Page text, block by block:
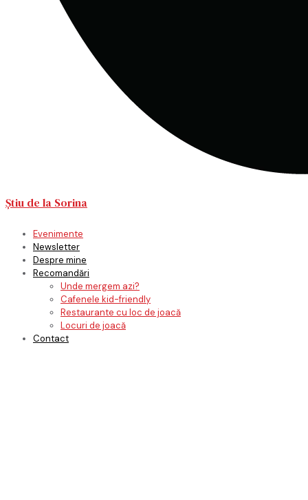
Știu de la Sorina
Evenimente
Newsletter
Despre mine
Recomandări
Unde mergem azi?
Cafenele kid-friendly
Restaurante cu loc de joacă
Locuri de joacă
Contact